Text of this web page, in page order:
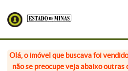
Olá, o imóvel que buscava foi
não se preocupe veja abaixo outras